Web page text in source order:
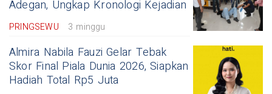
Adegan, Ungkap Kronologi Kejadian
PRINGSEWU 3 minggu
Almira Nabila Fauzi Gelar Tebak
Skor Final Piala Dunia 2026, Siapkan
Hadiah Total Rp5 Juta